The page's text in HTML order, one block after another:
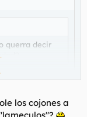
querra decir
de tan profundo
los cojones a